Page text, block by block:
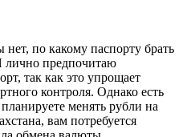
по какому паспорту брать
лично предпочитаю
так как это упрощает
контроля. Однако есть
менять рубли на
вам потребуется